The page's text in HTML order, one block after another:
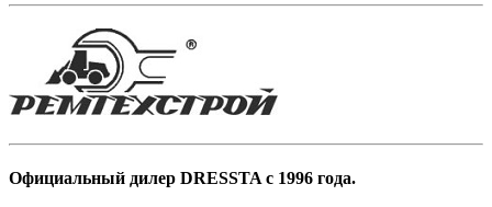
Официальный дилер DRESSTA с 1996 года.